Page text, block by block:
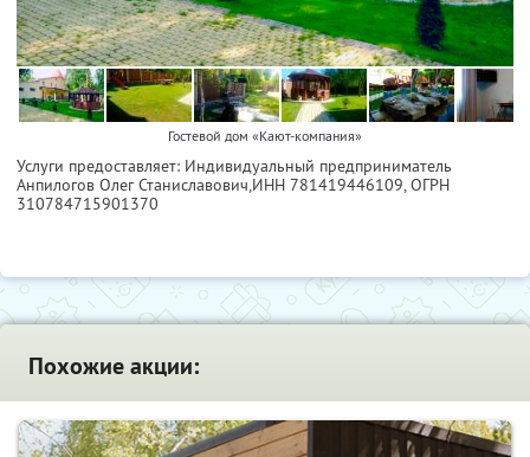
Гостевой дом «Кают-компания»
Услуги предоставляет: Индивидуальный предприниматель
Анпилогов Олег Станиславович,ИНН 781419446109, ОГРН
310784715901370
Похожие акции: